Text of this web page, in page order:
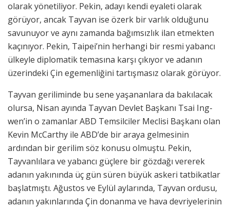
olarak yönetiliyor. Pekin, adayı kendi eyaleti olarak
görüyor, ancak Tayvan ise özerk bir varlık olduğunu
savunuyor ve aynı zamanda bağımsızlık ilan etmekten
kaçınıyor. Pekin, Taipei’nin herhangi bir resmi yabancı
ülkeyle diplomatik temasına karşı çıkıyor ve adanın
üzerindeki Çin egemenliğini tartışmasız olarak görüyor.
Tayvan geriliminde bu sene yaşananlara da bakılacak
olursa, Nisan ayında Tayvan Devlet Başkanı Tsai Ing-
wen’in o zamanlar ABD Temsilciler Meclisi Başkanı olan
Kevin McCarthy ile ABD’de bir araya gelmesinin
ardından bir gerilim söz konusu olmuştu. Pekin,
Tayvanlılara ve yabancı güçlere bir gözdağı vererek
adanın yakınında üç gün süren büyük askeri tatbikatlar
başlatmıştı. Ağustos ve Eylül aylarında, Tayvan ordusu,
adanın yakınlarında Çin donanma ve hava devriyelerinin